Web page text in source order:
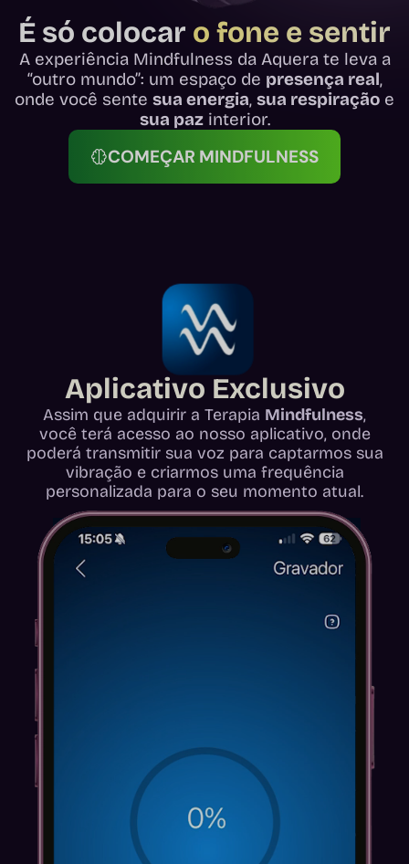
É só colocar o fone e sentir
A experiência Mindfulness da Aquera te leva a
“outro mundo”: um espaço de presença real,
onde você sente sua energia, sua respiração e
sua pazinterior.
COMEÇAR MINDFULNESS
Aplicativo Exclusivo
Assim que adquirir a Terapia Mindfulness,
você terá acesso ao nosso aplicativo, onde
poderá transmitir sua voz para captarmos sua
vibração e criarmos uma frequência
personalizada para o seu momento atual.